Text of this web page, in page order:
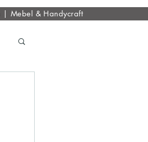
| Mebel & Handycraft